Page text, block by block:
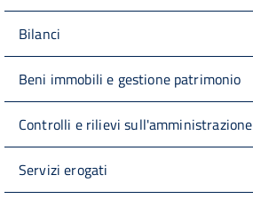
Bilanci
Beni immobili e gestione patrimonio
Controlli e rilievi sull'amministrazione
Servizi erogati